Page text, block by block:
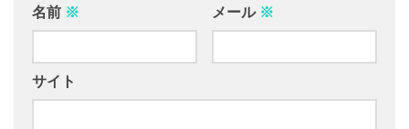
名前 ※ メール ※
サイト